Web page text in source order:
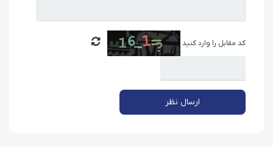
کد مقابل را وارد کنید
ارسال نظر